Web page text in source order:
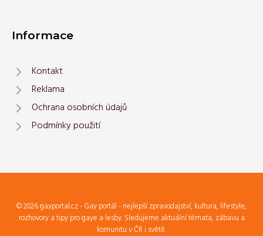
Informace
Kontakt
Reklama
Ochrana osobních údajů
Podmínky použití
© 2026 gayportal.cz - Gay portál - nejlepší zpravodajství, kultura, lifestyle,
rozhovory a tipy pro gaye a lesby. Sledujeme aktuální témata, zábavu a
komunitu v ČR i světě.